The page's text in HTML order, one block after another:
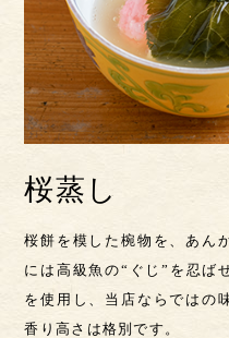
桜蒸し
桜餅を模した椀物を、あん
には高級魚の“ぐじ”を忍ば
を使用し、当店ならではの
香り高さは格別です。